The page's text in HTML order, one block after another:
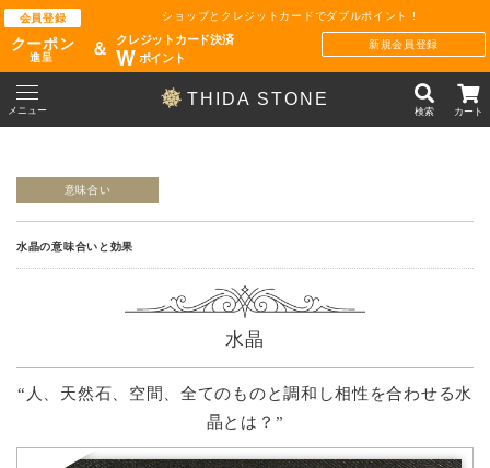
会員登録
クーポン
進呈
ショップとクレジットカードでダブルポイント !
＆
クレジットカード決済
Wポイント
新規会員登録
THIDA STONE
メニュー 検索 カート
意味合い
水晶の意味合いと効果
水晶
“人、天然石、空間、全てのものと調和し相性を合わせる水
晶とは？”